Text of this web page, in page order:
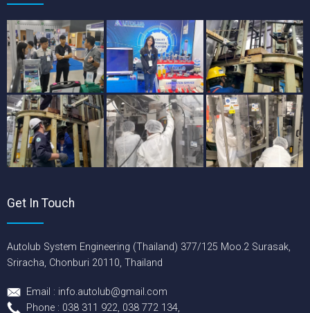
Get In Touch
Autolub System Engineering (Thailand) 377/125 Moo.2 Surasak,
Sriracha, Chonburi 20110, Thailand
Email : info.autolub@gmail.com
Phone : 038 311 922, 038 772 134,